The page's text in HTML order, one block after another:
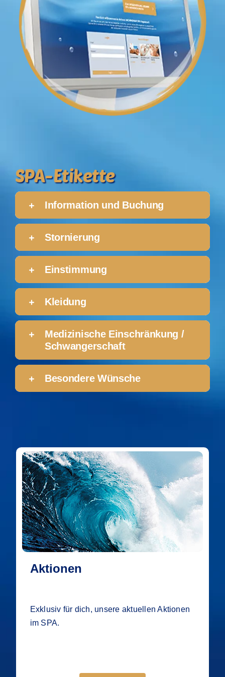
SPA-Etikette
Ebene 3 Platzhalter
Information und Buchung
Stornierung
Einstimmung
Kleidung
Medizinische Einschränkung /
Schwangerschaft
Besondere Wünsche
Aktionen
Exklusiv für dich, unsere aktuellen Aktionen
im SPA.